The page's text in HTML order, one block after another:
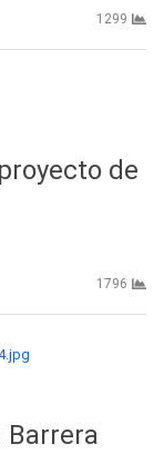
1299
de
1796
Barrera